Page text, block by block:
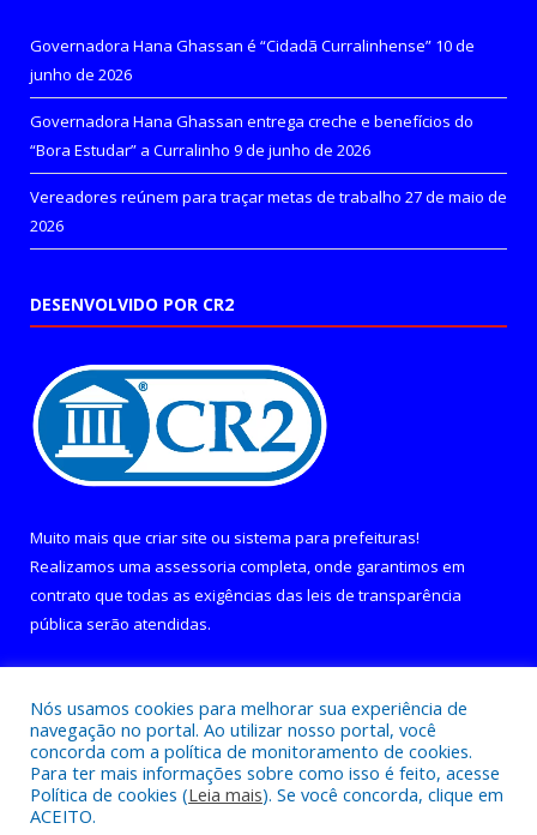
Governadora Hana Ghassan é “Cidadã Curralinhense” 10 de
junho de 2026
Governadora Hana Ghassan entrega creche e benefícios do
“Bora Estudar” a Curralinho 9 de junho de 2026
Vereadores reúnem para traçar metas de trabalho 27 de maio de
2026
DESENVOLVIDO POR CR2
Muito mais que criar site ou sistema para prefeituras!
Realizamos uma assessoria completa, onde garantimos em
contrato que todas as exigências das leis de transparência
pública serão atendidas.
Todos os direitos reservados a Câmara Municipal de Curralinho.
Nós usamos cookies para melhorar sua experiência de
navegação no portal. Ao utilizar nosso portal, você
concorda com a política de monitoramento de cookies.
Para ter mais informações sobre como isso é feito, acesse
Política de cookies (Leia mais). Se você concorda, clique em
ACEITO.